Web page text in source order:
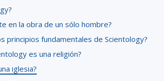
en la obra de un sólo hombre?
principios fundamentales de Scientology?
es una religión?
iglesia?